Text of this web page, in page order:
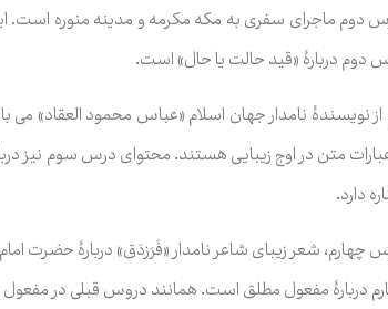
ماجرای سفری به مکه مکرمه و مدينە منوره است.
دوم دربارۀ «قيد حالت يا حال» است.
نامدار جهان اسلام«عباس محمود العقاد» می
متن در اوج زيبايی هستند.محتوای درس سوم نيز
دارد.
شعر زيبای شاعر نامدار «فَرَزدَق» دربارۀ حضرت
دربارۀ مفعول مطلق است. همانند دروس قبلی در